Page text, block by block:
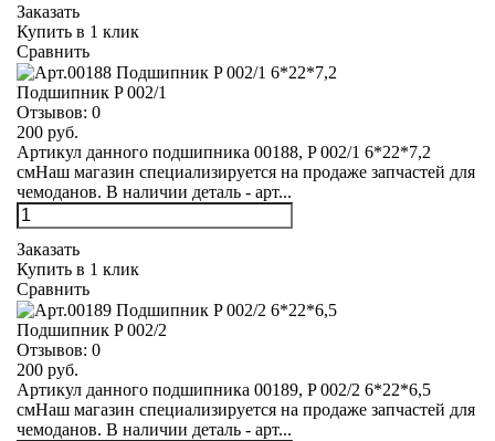
Заказать
Купить в 1 клик
Сравнить
Подшипник P 002/1
Отзывов: 0
200 руб.
Артикул данного подшипника 00188, P 002/1 6*22*7,2
смНаш магазин специализируется на продаже запчастей для
чемоданов. В наличии деталь - арт...
Заказать
Купить в 1 клик
Сравнить
Подшипник P 002/2
Отзывов: 0
200 руб.
Артикул данного подшипника 00189, P 002/2 6*22*6,5
смНаш магазин специализируется на продаже запчастей для
чемоданов. В наличии деталь - арт...